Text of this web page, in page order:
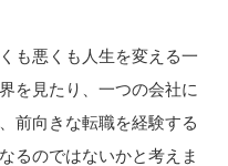
も悪くも人生を変える一
を見たり、一つの会社に
前向きな転職を経験する
るのではないかと考えま